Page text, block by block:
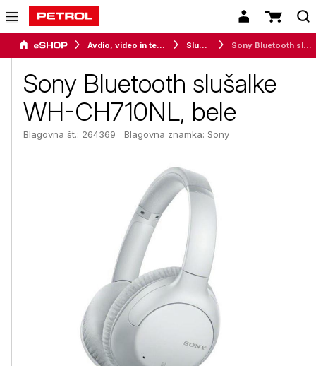
Avdio, video in telefonija Slušalke Sony Bluetooth slušalke WH-CH710NL, bele
Sony Bluetooth slušalke
WH-CH710NL, bele
Blagovna št.: 264369 Blagovna znamka: Sony